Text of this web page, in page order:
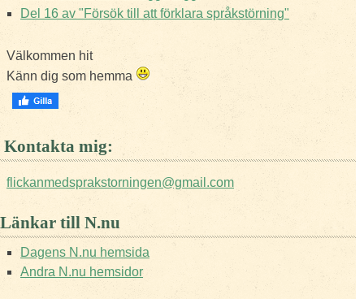
Del 16 av "Försök till att förklara språkstörning"
Välkommen hit
Känn dig som hemma
Kontakta mig:
flickanmedsprakstorningen@gmail.com
Länkar till N.nu
Dagens N.nu hemsida
Andra N.nu hemsidor